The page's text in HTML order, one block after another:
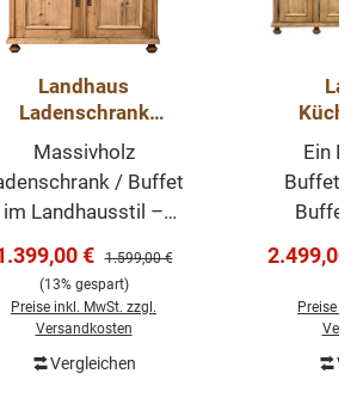
Landhaus
Ladenschrank
Massivholz Schrank
Massivholz
/ Buffet
im Landhausstil –
Dieser Massivholz
Ladenschrank vereint
Handwerkskunst,
und zeitlose
€ Regulärer Preis:
1.599,00 €
(13% gespart)
Preise inkl. MwSt. zzgl.
Versandkosten
Vergleichen
In den Warenkorb
Ein
Buffet
und
stabile
ist nach
2.499,00
Preise